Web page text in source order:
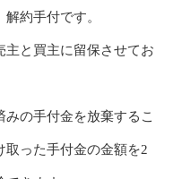
約手付です。
主と買主に留保させてお
の手付金を放棄するこ
取った手付金の金額を2